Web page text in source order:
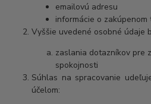
emailovú adresu
informácie o zakúpenom
Vyššie uvedené osobné údaje
zaslania dotazníkov pre
spokojnosti
Súhlas na spracovanie
účelom: